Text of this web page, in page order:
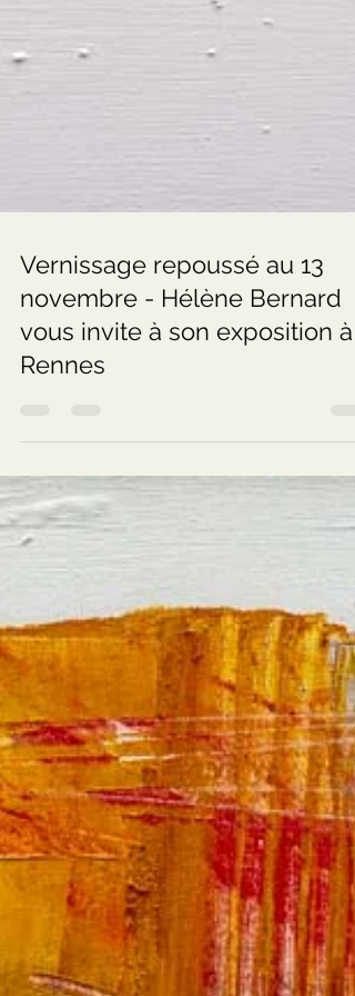
novembre - Hélène Bernard
vous invite à son exposition à
Rennes